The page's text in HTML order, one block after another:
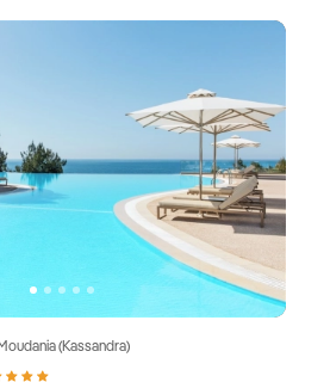
(Kassandra)